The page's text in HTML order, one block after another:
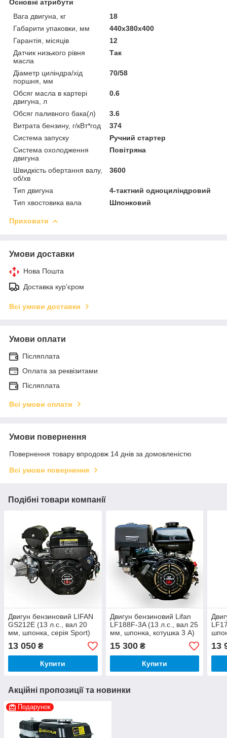
Основні атрибути
Вага двигуна, кг
18
Габарити упаковки, мм
440х380х400
Гарантія, місяців
12
Датчик низького рівня
масла
Так
Діаметр циліндра/хід
поршня, мм
70/58
Обсяг масла в картері
двигуна, л
0.6
Обсяг паливного бака(л)
3.6
Витрата бензину, г/кВт*год
374
Система запуску
Ручний стартер
Система охолодження
двигуна
Повітряна
Швидкість обертання валу,
об/хв
3600
Тип двигуна
4-тактний одноциліндровий
Тип хвостовика вала
Шпонковий
Приховати
Умови доставки
Нова Пошта
Доставка кур'єром
Всі умови доставки
Умови оплати
Післяплата
Оплата за реквізитами
Післяплата
Всі умови оплати
Умови повернення
Повернення товару впродовж 14 днів за домовленістю
Всі умови повернення
Подібні товари компанії
Двигун бензиновий LIFAN
GS212E (13 л.с., вал 20
мм, шпонка, серія Sport)
13 050 ₴
Купити
Двигун бензиновий Lifan
LF188F-3A (13 л.с., вал 25
мм, шпонка, котушка 3 А)
15 300₴
Купити
13
Акційні пропозиції та новинки
Подарунок